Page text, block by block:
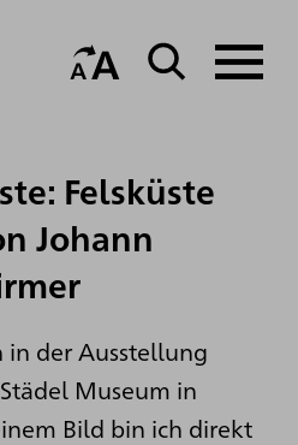
Felsküste
Johann
in der Ausstellung
Museum in
Bild bin ich direkt